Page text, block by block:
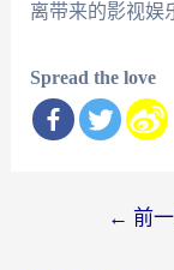
离带来的影视娱
Spread the love
← 前